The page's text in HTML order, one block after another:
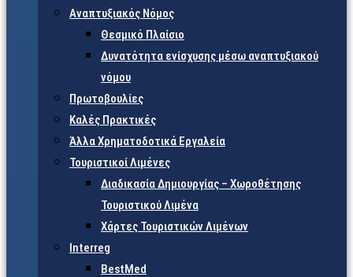
Αναπτυξιακός Νόμος
Θεσμικό Πλαίσιο
Δυνατότητα ενίσχυσης μέσω αναπτυξιακού
νόμου
Πρωτοβουλίες
Καλές Πρακτικές
Άλλα Χρηματοδοτικά Εργαλεία
Τουριστικοί Λιμένες
Διαδικασία Δημιουργίας – Χωροθέτησης
Τουριστικού Λιμένα
Χάρτες Τουριστικών Λιμένων
Interreg
BestMed